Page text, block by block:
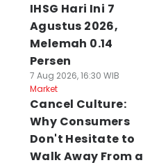
IHSG Hari Ini 7
Agustus 2026,
Melemah 0.14
Persen
7 Aug 2026, 16:30 WIB
Market
Cancel Culture:
Why Consumers
Don't Hesitate to
Walk Away From a